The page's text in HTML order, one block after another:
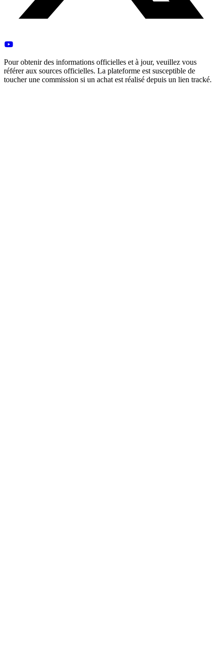
Pour obtenir des informations officielles et à jour, veuillez vous
référer aux sources officielles. La plateforme est susceptible de
toucher une commission si un achat est réalisé depuis un lien tracké.